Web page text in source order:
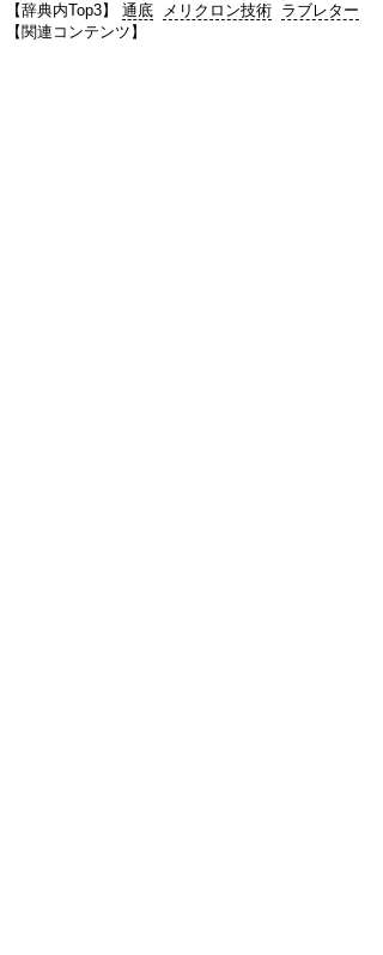
【辞典内Top3】 通底 メリクロン技術 ラブレター
【関連コンテンツ】